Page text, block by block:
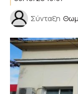
Σύνταξη